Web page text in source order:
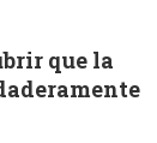
que la